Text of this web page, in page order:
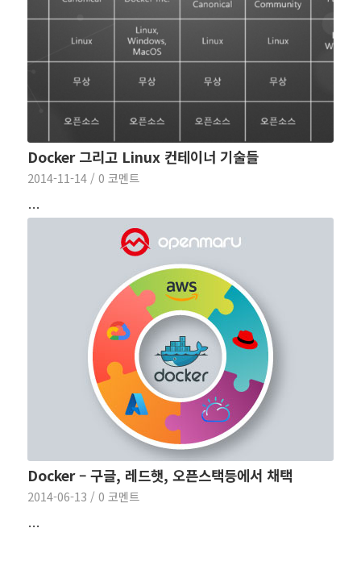
Docker 그리고 Linux 컨테이너 기술들
2014-11-14 / 0 코멘트
…
Docker – 구글, 레드햇, 오픈스택등에서 채택
2014-06-13 / 0 코멘트
…